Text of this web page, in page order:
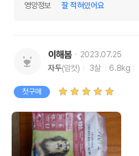
영양정보
잘 적혀있어요
이해봄
2023.07.25
자두(암컷) 3살 6.8kg
첫구매